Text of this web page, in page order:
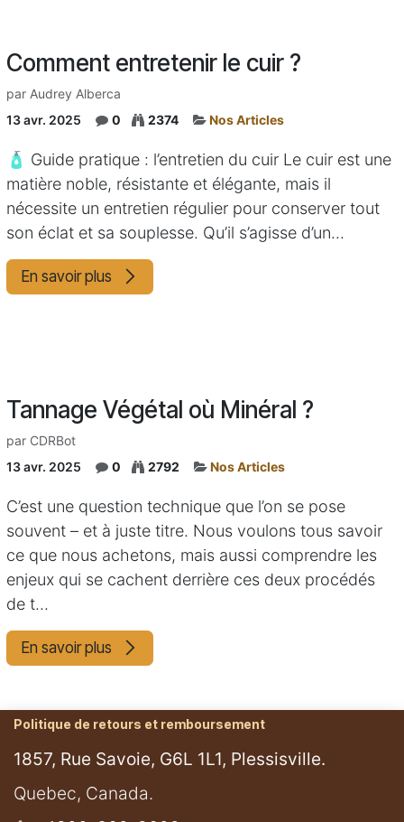
Comment entretenir le cuir ?
par Audrey Alberca
13 avr. 2025
0 2374 Nos Articles
🧴 Guide pratique : l’entretien du cuir Le cuir est une
matière noble, résistante et élégante, mais il
nécessite un entretien régulier pour conserver tout
son éclat et sa souplesse. Qu’il s’agisse d’un...
En savoir plus
Tannage Végétal où Minéral ?
par CDRBot
13 avr. 2025
0 2792 Nos Articles
C’est une question technique que l’on se pose
souvent – et à juste titre. Nous voulons tous savoir
ce que nous achetons, mais aussi comprendre les
enjeux qui se cachent derrière ces deux procédés
de t...
En savoir plus
Politique de retours et remboursement
1857, Rue Savoie, G6L 1L1, Plessisville.
​Quebec, Canada.